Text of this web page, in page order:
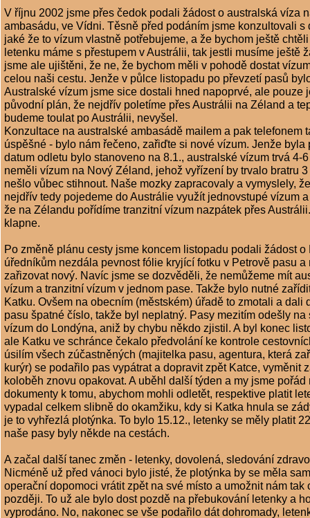
V říjnu 2002 jsme přes čedok podali žádost o australská víza
ambasádu, ve Vídni. Těsně před podáním jsme konzultovali s
jaké že to vízum vlastně potřebujeme, a že bychom ještě
letenku máme s přestupem v Austrálii, tak jestli musíme ještě
jsme ale ujištěni, že ne, že bychom měli v pohodě dostat
celou naši cestu. Jenže v půlce listopadu po převzetí pasů
Australské vízum jsme sice dostali hned napoprvé, ale pouze
původní plán, že nejdřív poletíme přes Austrálii na Zéland a
budeme toulat po Austrálii, nevyšel.
Konzultace na australské ambasádě mailem a pak telefonem
úspěšné - bylo nám řečeno, zařiďte si nové vízum. Jenže byla
datum odletu bylo stanoveno na 8.1., australské vízum trvá 4-
neměli vízum na Nový Zéland, jehož vyřízení by trvalo bratru 3
nešlo vůbec stihnout. Naše mozky zapracovaly a vymyslely,
nejdřív tedy pojedeme do Austrálie využít jednovstupé vízum
že na Zélandu pořídíme tranzitní vízum nazpátek přes
klapne.
Po změně plánu cesty jsme koncem listopadu podali žádost
úředníkům nezdála pevnost fólie kryjící fotku v Petrově pasu a
zařizovat nový. Navíc jsme se dozvěděli, že nemůžeme mít
vízum a tranzitní vízum v jednom pase. Takže bylo nutné
Katku. Ovšem na obecním (městském) úřadě to zmotali a dali
pasu špatné číslo, takže byl neplatný. Pasy mezitím odešly na
vízum do Londýna, aniž by chybu někdo zjistil. A byl konec
ale Katku ve schránce čekalo předvolání ke kontrole
úsilím všech zúčastněných (majitelka pasu, agentura, která
kurýr) se podařilo pas vypátrat a dopravit zpět Katce, vyměnit
koloběh znovu opakovat. A uběhl další týden a my jsme
dokumenty k tomu, abychom mohli odletět, respektive platit
vypadal celkem slibně do okamžiku, kdy si Katka hnula se
je to vyhřezlá plotýnka. To bylo 15.12., letenky se měly platit
naše pasy byly někde na cestách.
A začal další tanec změn - letenky, dovolená, sledování
Nicméně už před vánoci bylo jisté, že plotýnka by se měla
operační dopomoci vrátit zpět na své místo a umožnit nám tak
později. To už ale bylo dost pozdě na přebukování letenky a
vyprodáno. No, nakonec se vše podařilo dát dohromady,